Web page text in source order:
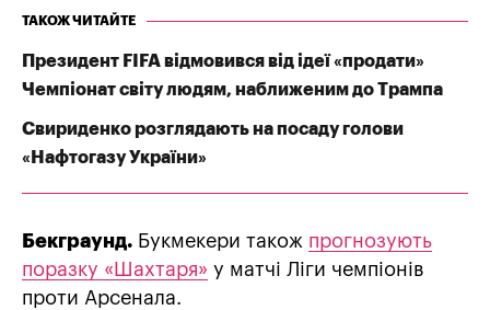
ТАКОЖ ЧИТАЙТЕ
Президент FIFA відмовився від ідеї «продати»
Чемпіонат світу людям, наближеним до Трампа
Свириденко розглядають на посаду голови
«Нафтогазу України»
Бекграунд. Букмекери також прогнозують
поразку «Шахтаря» у матчі Ліги чемпіонів
проти Арсенала.